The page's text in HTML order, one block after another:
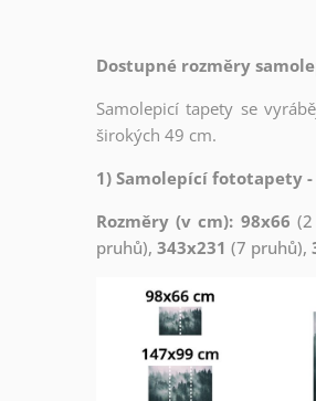
Dostupné rozměry
Samolepicí tapety se
širokých 49 cm.
1) Samolepící fototapety
Rozměry (v cm): 98x66
pruhů), 343x231 (7 pruhů),